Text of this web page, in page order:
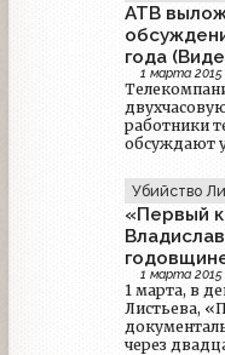
АТВ
года
1 марта 2015
работники
обсуждают
вышла в
следующий
теме:
Листьев
версию
90 минут, в
прощания с
показанные
Владислава
Убийство
«Первый
1 марта 2015
1 марта, в
Листьева,
через